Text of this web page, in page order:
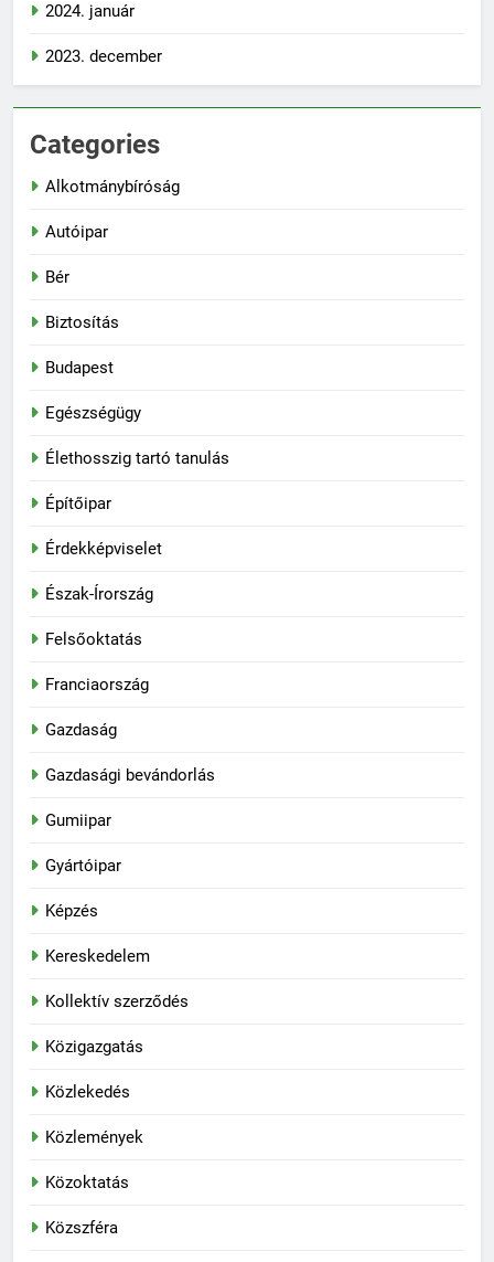
2024. január
2023. december
Categories
Alkotmánybíróság
Autóipar
Bér
Biztosítás
Budapest
Egészségügy
Élethosszig tartó tanulás
Építőipar
Érdekképviselet
Észak-Írország
Felsőoktatás
Franciaország
Gazdaság
Gazdasági bevándorlás
Gumiipar
Gyártóipar
Képzés
Kereskedelem
Kollektív szerződés
Közigazgatás
Közlekedés
Közlemények
Közoktatás
Közszféra